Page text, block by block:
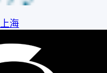
上海